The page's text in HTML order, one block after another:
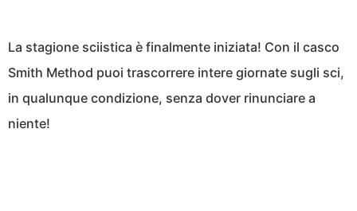
La stagione sciistica è finalmente iniziata! Con il casco
Smith Method puoi trascorrere intere giornate sugli sci,
in qualunque condizione, senza dover rinunciare a
niente!